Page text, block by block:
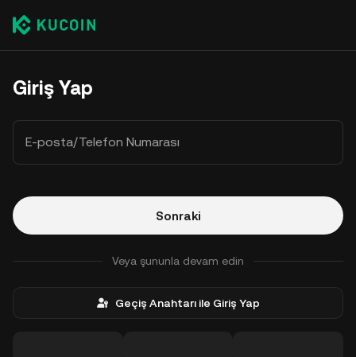
Giriş Yap
E-posta/Telefon Numarası
Sonraki
Veya şununla devam edin
Geçiş Anahtarı ile Giriş Yap